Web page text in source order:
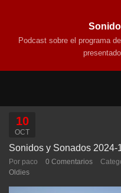
Podcast sobre el programa
10
OCT
Sonidos y Sonados 2024-
Por paco 0 Comentarios
Oldies